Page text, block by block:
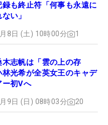
録も終止符「何事も永遠に
い」
8日 (土) 10時00分 1
木志帆は「雲の上の存
光希が全英女王のキャデ
ー初Vへ
9日 (日) 08時03分 20